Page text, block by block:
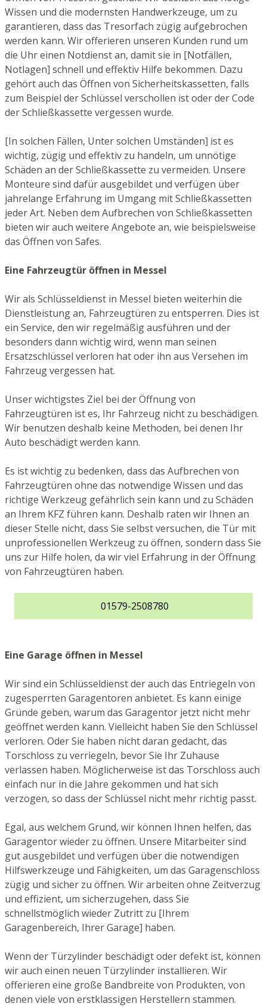
Wissen und die modernsten Handwerkzeuge, um zu
garantieren, dass das Tresorfach zügig aufgebrochen
werden kann. Wir offerieren unseren Kunden rund um
die Uhr einen Notdienst an, damit sie in [Notfällen,
Notlagen] schnell und effektiv Hilfe bekommen. Dazu
gehört auch das Öffnen von Sicherheitskassetten, falls
zum Beispiel der Schlüssel verschollen ist oder der Code
der Schließkassette vergessen wurde.
[In solchen Fällen, Unter solchen Umständen] ist es
wichtig, zügig und effektiv zu handeln, um unnötige
Schäden an der Schließkassette zu vermeiden. Unsere
Monteure sind dafür ausgebildet und verfügen über
jahrelange Erfahrung im Umgang mit Schließkassetten
jeder Art. Neben dem Aufbrechen von Schließkassetten
bieten wir auch weitere Angebote an, wie beispielsweise
das Öffnen von Safes.
Eine Fahrzeugtür öffnen in Messel
Wir als Schlüsseldienst in Messel bieten weiterhin die
Dienstleistung an, Fahrzeugtüren zu entsperren. Dies ist
ein Service, den wir regelmäßig ausführen und der
besonders dann wichtig wird, wenn man seinen
Ersatzschlüssel verloren hat oder ihn aus Versehen im
Fahrzeug vergessen hat.
Unser wichtigstes Ziel bei der Öffnung von
Fahrzeugtüren ist es, Ihr Fahrzeug nicht zu beschädigen.
Wir benutzen deshalb keine Methoden, bei denen Ihr
Auto beschädigt werden kann.
Es ist wichtig zu bedenken, dass das Aufbrechen von
Fahrzeugtüren ohne das notwendige Wissen und das
richtige Werkzeug gefährlich sein kann und zu Schäden
an Ihrem KFZ führen kann. Deshalb raten wir Ihnen an
dieser Stelle nicht, dass Sie selbst versuchen, die Tür mit
unprofessionellen Werkzeug zu öffnen, sondern dass Sie
uns zur Hilfe holen, da wir viel Erfahrung in der Öffnung
von Fahrzeugtüren haben.
01579-2508780
Eine Garage öffnen in Messel
Wir sind ein Schlüsseldienst der auch das Entriegeln von
zugesperrten Garagentoren anbietet. Es kann einige
Gründe geben, warum das Garagentor jetzt nicht mehr
geöffnet werden kann. Vielleicht haben Sie den Schlüssel
verloren. Oder Sie haben nicht daran gedacht, das
Torschloss zu verriegeln, bevor Sie Ihr Zuhause
verlassen haben. Möglicherweise ist das Torschloss auch
einfach nur in die Jahre gekommen und hat sich
verzogen, so dass der Schlüssel nicht mehr richtig passt.
Egal, aus welchem Grund, wir können Ihnen helfen, das
Garagentor wieder zu öffnen. Unsere Mitarbeiter sind
gut ausgebildet und verfügen über die notwendigen
Hilfswerkzeuge und Fähigkeiten, um das Garagenschloss
zügig und sicher zu öffnen. Wir arbeiten ohne Zeitverzug
und effizient, um sicherzugehen, dass Sie
schnellstmöglich wieder Zutritt zu [Ihrem
Garagenbereich, Ihrer Garage] haben.
Wenn der Türzylinder beschädigt oder defekt ist, können
wir auch einen neuen Türzylinder installieren. Wir
offerieren eine große Bandbreite von Produkten, von
denen viele von erstklassigen Herstellern stammen.